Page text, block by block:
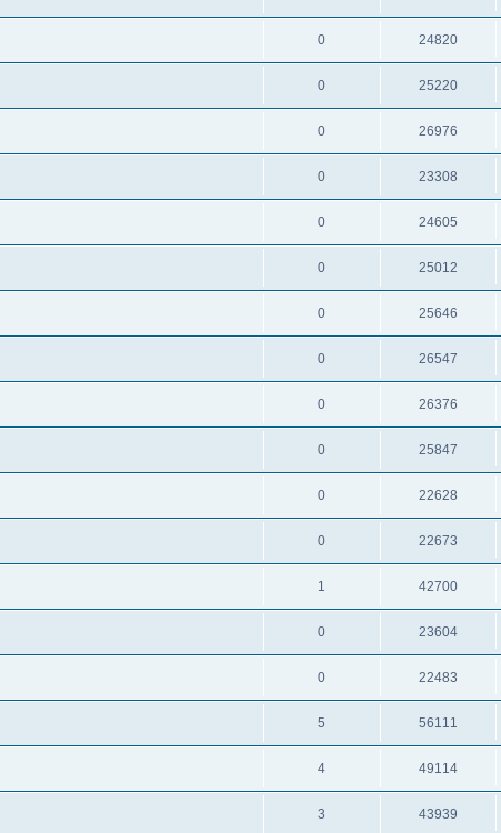
0 24820
0 25220
0 26976
0 23308
0 24605
0 25012
0 25646
0 26547
0 26376
0 25847
0 22628
0 22673
1 42700
0 23604
0 22483
5 56111
4 49114
3 43939